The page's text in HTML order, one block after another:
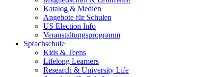
Katalog & Medien
Angebote für Schulen
US Election Info
Veranstaltungsprogramm
Sprachschule
Kids & Teens
Lifelong Learners
Research & University Life